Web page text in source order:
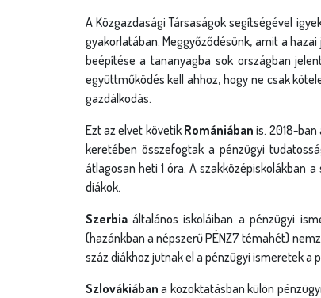
A Közgazdasági Társaságok segítségével
gyakorlatában. Meggyőződésünk, amit a
beépítése a tananyagba sok országban
együttműködés kell ahhoz, hogy ne csak
gazdálkodás.
Ezt az elvet követik Romániában is. 2018-
keretében összefogtak a pénzügyi
átlagosan heti 1 óra. A szakközépiskolákban
diákok.
Szerbiaáltalános iskoláiban a pénzügyi
(hazánkban a népszerű PÉNZ7 témahét)
száz diákhoz jutnak el a pénzügyi ismeretek a
Szlovákiában a közoktatásban külön